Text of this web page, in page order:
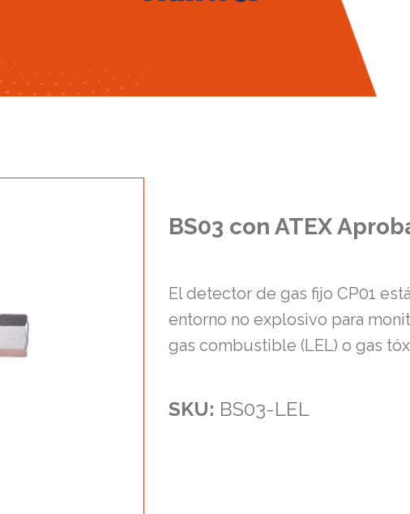
BS03 con ATEX
El detector de gas fijo CP01
entorno no explosivo para
gas combustible (LEL) o gas
SKU: BS03-LEL